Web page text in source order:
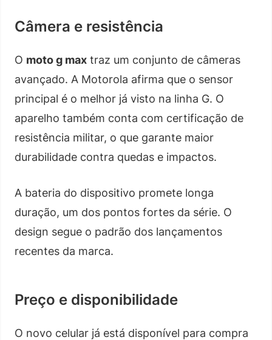
Câmera e resistência
O moto g max traz um conjunto de câmeras
avançado. A Motorola afirma que o sensor
principal é o melhor já visto na linha G. O
aparelho também conta com certificação de
resistência militar, o que garante maior
durabilidade contra quedas e impactos.
A bateria do dispositivo promete longa
duração, um dos pontos fortes da série. O
design segue o padrão dos lançamentos
recentes da marca.
Preço e disponibilidade
O novo celular já está disponível para compra